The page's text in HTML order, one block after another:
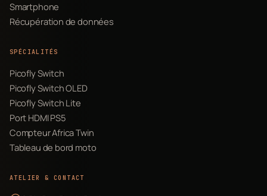
Smartphone
Récupération de données
SPÉCIALITÉS
Picofly Switch
Picofly Switch OLED
Picofly Switch Lite
Port HDMI PS5
Compteur Africa Twin
Tableau de bord moto
ATELIER & CONTACT